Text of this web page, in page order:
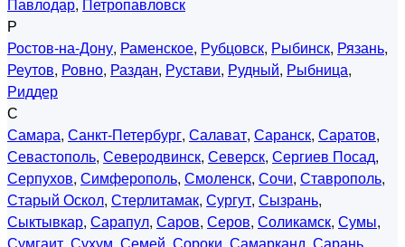
Р
Ростов-на-Дону, Раменское, Рубцовск, Рыбинск, Рязань,
Реутов, Ровно, Раздан, Рустави, Рудный, Рыбница,
Риддер
С
Самара, Санкт-Петербург, Салават, Саранск, Саратов,
Севастополь, Северодвинск, Северск, Сергиев Посад,
Серпухов, Симферополь, Смоленск, Сочи, Ставрополь,
Старый Оскол, Стерлитамак, Сургут, Сызрань,
Сыктывкар, Сарапул, Саров, Серов, Соликамск, Сумы,